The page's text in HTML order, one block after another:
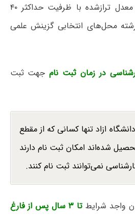
براساس امتیاز حاصل از معدل ترازشده با ظرفیت حداکثر ۴۰
محل‌های انتخابی گزینش علمی
در زمان ثبت نام جهت ثبت
ازاد تنها کسانی که از مقطع
شده‌اند امکان ثبت نام دارند
نمی‌توانند ثبت نام کنند.
تا ۳ سال پس از فارغ